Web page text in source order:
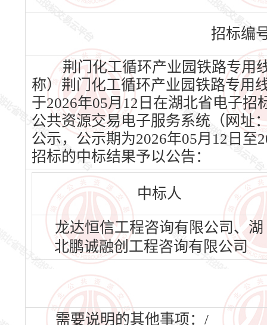
招标编
荆门化工循环产业园铁路专用
称）荆门化工循环产业园铁路专用
于2026年05月12日在湖北省电子招
公共资源交易电子服务系统（网址
公示，公示期为2026年05月12日
招标的中标结果予以公告：
中标人
龙达恒信工程咨询有限公司、湖
北鹏诚融创工程咨询有限公司
需要说明的其他事项：/